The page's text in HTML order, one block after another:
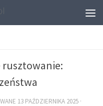
rusztowanie:
13 PAŹDZIERNIKA 2025 ·